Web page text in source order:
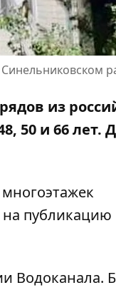
из
50 и 66 лет.
публикацию
Водоканала.